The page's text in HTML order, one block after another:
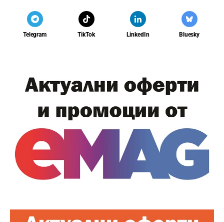
Telegram TikTok LinkedIn Bluesky